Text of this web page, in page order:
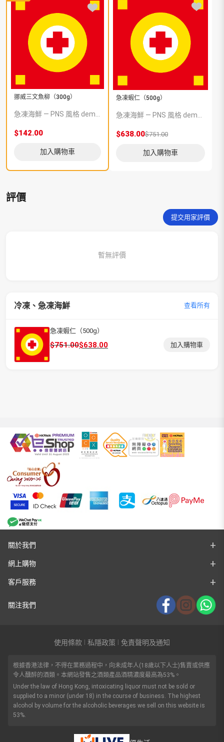
挪威三文魚柳（300g）
急凍海鮮 — PNS 風格 demo 占位商品，方便首頁與分類頁版位演示，上線前由業務替換為真實 SKU。
$142.00
加入購物車
急凍蝦仁（500g）
急凍海鮮 — PNS 風格 demo 占位商品，方便首頁與分類頁版位演示，上線前由業務替換為真實 SKU。
$638.00$751.00
加入購物車
評價
提交用家評價
暫無評價
冷凍、急凍海鮮 查看所有
急凍蝦仁（500g）
$751.00
原
$638.00
目
加入購物車
關於我們
網上購物
客戶服務
關注我們
使用條款 私隱政策 免責聲明及通知
根據香港法律，不得在業務過程中，向未成年人(18歲以下人士)售賣或供應
令人醺醉的酒類。本網站發售之酒類產品酒精濃度最高為53%。
Under the law of Hong Kong, intoxicating liquor must not be sold or
supplied to a minor (under 18) in the course of business. The highest
alcohol by volume for the alcoholic beverages we sell on this website is
53%.